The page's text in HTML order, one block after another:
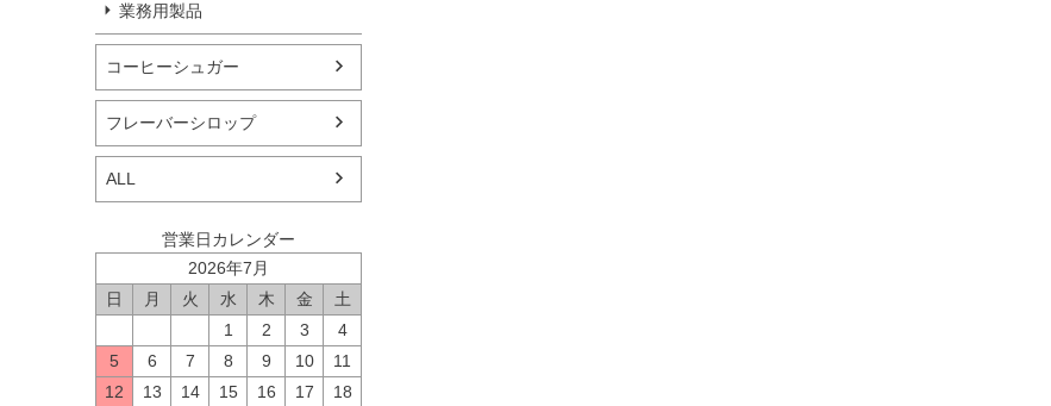
業務用製品
コーヒーシュガー
フレーバーシロップ
ALL
営業日カレンダー
2026年7月
日
月 火 水 木 金
土
1
2 3
4
5
6 7 8 9 10
11
12
13 14 15 16 17
18